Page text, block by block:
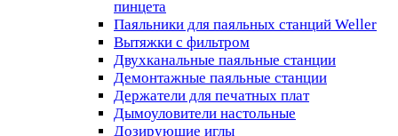
пинцета
Паяльники для паяльных станций Weller
Вытяжки с фильтром
Двухканальные паяльные станции
Демонтажные паяльные станции
Держатели для печатных плат
Дымоуловители настольные
Дозирующие иглы